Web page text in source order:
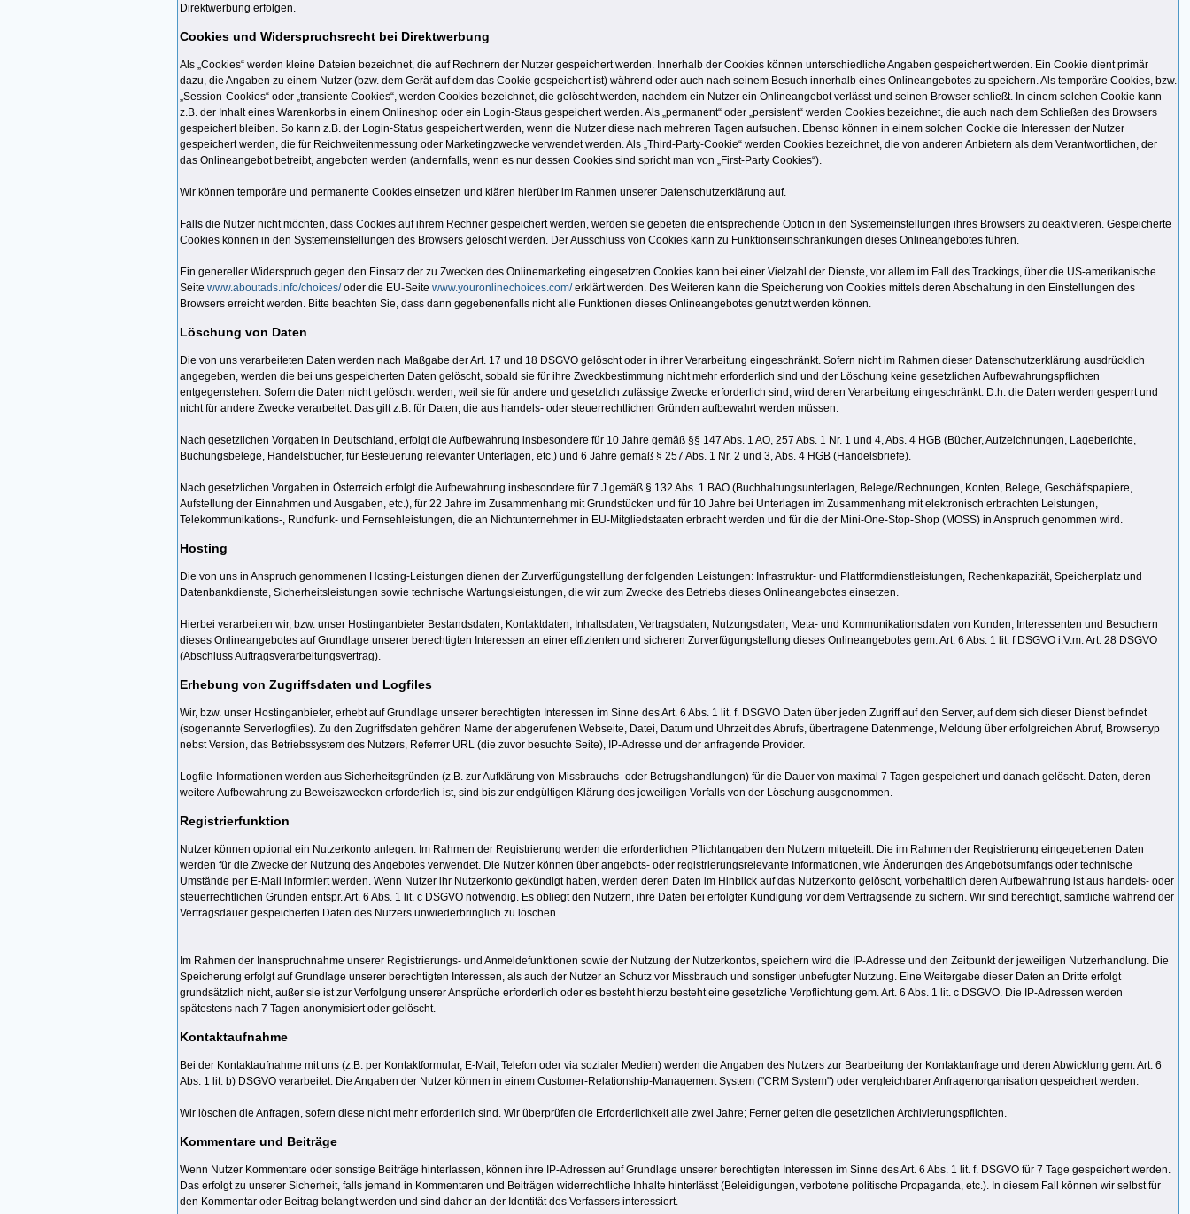
Direktwerbung erfolgen.
Cookies und Widerspruchsrecht bei Direktwerbung
Als „Cookies“ werden kleine Dateien bezeichnet, die auf Rechnern der Nutzer gespeichert werden. Innerhalb der Cookies können unterschiedliche Angaben gespeichert werden. Ein Cookie dient primär
dazu, die Angaben zu einem Nutzer (bzw. dem Gerät auf dem das Cookie gespeichert ist) während oder auch nach seinem Besuch innerhalb eines Onlineangebotes zu speichern. Als temporäre Cookies, bzw.
„Session-Cookies“ oder „transiente Cookies“, werden Cookies bezeichnet, die gelöscht werden, nachdem ein Nutzer ein Onlineangebot verlässt und seinen Browser schließt. In einem solchen Cookie kann
z.B. der Inhalt eines Warenkorbs in einem Onlineshop oder ein Login-Staus gespeichert werden. Als „permanent“ oder „persistent“ werden Cookies bezeichnet, die auch nach dem Schließen des Browsers
gespeichert bleiben. So kann z.B. der Login-Status gespeichert werden, wenn die Nutzer diese nach mehreren Tagen aufsuchen. Ebenso können in einem solchen Cookie die Interessen der Nutzer
gespeichert werden, die für Reichweitenmessung oder Marketingzwecke verwendet werden. Als „Third-Party-Cookie“ werden Cookies bezeichnet, die von anderen Anbietern als dem Verantwortlichen, der
das Onlineangebot betreibt, angeboten werden (andernfalls, wenn es nur dessen Cookies sind spricht man von „First-Party Cookies“).
Wir können temporäre und permanente Cookies einsetzen und klären hierüber im Rahmen unserer Datenschutzerklärung auf.
Falls die Nutzer nicht möchten, dass Cookies auf ihrem Rechner gespeichert werden, werden sie gebeten die entsprechende Option in den Systemeinstellungen ihres Browsers zu deaktivieren. Gespeicherte
Cookies können in den Systemeinstellungen des Browsers gelöscht werden. Der Ausschluss von Cookies kann zu Funktionseinschränkungen dieses Onlineangebotes führen.
Ein genereller Widerspruch gegen den Einsatz der zu Zwecken des Onlinemarketing eingesetzten Cookies kann bei einer Vielzahl der Dienste, vor allem im Fall des Trackings, über die US-amerikanische
Seite www.aboutads.info/choices/oder die EU-Seite www.youronlinechoices.com/erklärt werden. Des Weiteren kann die Speicherung von Cookies mittels deren Abschaltung in den Einstellungen des
Browsers erreicht werden. Bitte beachten Sie, dass dann gegebenenfalls nicht alle Funktionen dieses Onlineangebotes genutzt werden können.
Löschung von Daten
Die von uns verarbeiteten Daten werden nach Maßgabe der Art. 17 und 18 DSGVO gelöscht oder in ihrer Verarbeitung eingeschränkt. Sofern nicht im Rahmen dieser Datenschutzerklärung ausdrücklich
angegeben, werden die bei uns gespeicherten Daten gelöscht, sobald sie für ihre Zweckbestimmung nicht mehr erforderlich sind und der Löschung keine gesetzlichen Aufbewahrungspflichten
entgegenstehen. Sofern die Daten nicht gelöscht werden, weil sie für andere und gesetzlich zulässige Zwecke erforderlich sind, wird deren Verarbeitung eingeschränkt. D.h. die Daten werden gesperrt und
nicht für andere Zwecke verarbeitet. Das gilt z.B. für Daten, die aus handels- oder steuerrechtlichen Gründen aufbewahrt werden müssen.
Nach gesetzlichen Vorgaben in Deutschland, erfolgt die Aufbewahrung insbesondere für 10 Jahre gemäß §§ 147 Abs. 1 AO, 257 Abs. 1 Nr. 1 und 4, Abs. 4 HGB (Bücher, Aufzeichnungen, Lageberichte,
Buchungsbelege, Handelsbücher, für Besteuerung relevanter Unterlagen, etc.) und 6 Jahre gemäß § 257 Abs. 1 Nr. 2 und 3, Abs. 4 HGB (Handelsbriefe).
Nach gesetzlichen Vorgaben in Österreich erfolgt die Aufbewahrung insbesondere für 7 J gemäß § 132 Abs. 1 BAO (Buchhaltungsunterlagen, Belege/Rechnungen, Konten, Belege, Geschäftspapiere,
Aufstellung der Einnahmen und Ausgaben, etc.), für 22 Jahre im Zusammenhang mit Grundstücken und für 10 Jahre bei Unterlagen im Zusammenhang mit elektronisch erbrachten Leistungen,
Telekommunikations-, Rundfunk- und Fernsehleistungen, die an Nichtunternehmer in EU-Mitgliedstaaten erbracht werden und für die der Mini-One-Stop-Shop (MOSS) in Anspruch genommen wird.
Hosting
Die von uns in Anspruch genommenen Hosting-Leistungen dienen der Zurverfügungstellung der folgenden Leistungen: Infrastruktur- und Plattformdienstleistungen, Rechenkapazität, Speicherplatz und
Datenbankdienste, Sicherheitsleistungen sowie technische Wartungsleistungen, die wir zum Zwecke des Betriebs dieses Onlineangebotes einsetzen.
Hierbei verarbeiten wir, bzw. unser Hostinganbieter Bestandsdaten, Kontaktdaten, Inhaltsdaten, Vertragsdaten, Nutzungsdaten, Meta- und Kommunikationsdaten von Kunden, Interessenten und Besuchern
dieses Onlineangebotes auf Grundlage unserer berechtigten Interessen an einer effizienten und sicheren Zurverfügungstellung dieses Onlineangebotes gem. Art. 6 Abs. 1 lit. f DSGVO i.V.m. Art. 28 DSGVO
(Abschluss Auftragsverarbeitungsvertrag).
Erhebung von Zugriffsdaten und Logfiles
Wir, bzw. unser Hostinganbieter, erhebt auf Grundlage unserer berechtigten Interessen im Sinne des Art. 6 Abs. 1 lit. f. DSGVO Daten über jeden Zugriff auf den Server, auf dem sich dieser Dienst befindet
(sogenannte Serverlogfiles). Zu den Zugriffsdaten gehören Name der abgerufenen Webseite, Datei, Datum und Uhrzeit des Abrufs, übertragene Datenmenge, Meldung über erfolgreichen Abruf, Browsertyp
nebst Version, das Betriebssystem des Nutzers, Referrer URL (die zuvor besuchte Seite), IP-Adresse und der anfragende Provider.
Logfile-Informationen werden aus Sicherheitsgründen (z.B. zur Aufklärung von Missbrauchs- oder Betrugshandlungen) für die Dauer von maximal 7 Tagen gespeichert und danach gelöscht. Daten, deren
weitere Aufbewahrung zu Beweiszwecken erforderlich ist, sind bis zur endgültigen Klärung des jeweiligen Vorfalls von der Löschung ausgenommen.
Registrierfunktion
Nutzer können optional ein Nutzerkonto anlegen. Im Rahmen der Registrierung werden die erforderlichen Pflichtangaben den Nutzern mitgeteilt. Die im Rahmen der Registrierung eingegebenen Daten
werden für die Zwecke der Nutzung des Angebotes verwendet. Die Nutzer können über angebots- oder registrierungsrelevante Informationen, wie Änderungen des Angebotsumfangs oder technische
Umstände per E-Mail informiert werden. Wenn Nutzer ihr Nutzerkonto gekündigt haben, werden deren Daten im Hinblick auf das Nutzerkonto gelöscht, vorbehaltlich deren Aufbewahrung ist aus handels- oder
steuerrechtlichen Gründen entspr. Art. 6 Abs. 1 lit. c DSGVO notwendig. Es obliegt den Nutzern, ihre Daten bei erfolgter Kündigung vor dem Vertragsende zu sichern. Wir sind berechtigt, sämtliche während der
Vertragsdauer gespeicherten Daten des Nutzers unwiederbringlich zu löschen.
Im Rahmen der Inanspruchnahme unserer Registrierungs- und Anmeldefunktionen sowie der Nutzung der Nutzerkontos, speichern wird die IP-Adresse und den Zeitpunkt der jeweiligen Nutzerhandlung. Die
Speicherung erfolgt auf Grundlage unserer berechtigten Interessen, als auch der Nutzer an Schutz vor Missbrauch und sonstiger unbefugter Nutzung. Eine Weitergabe dieser Daten an Dritte erfolgt
grundsätzlich nicht, außer sie ist zur Verfolgung unserer Ansprüche erforderlich oder es besteht hierzu besteht eine gesetzliche Verpflichtung gem. Art. 6 Abs. 1 lit. c DSGVO. Die IP-Adressen werden
spätestens nach 7 Tagen anonymisiert oder gelöscht.
Kontaktaufnahme
Bei der Kontaktaufnahme mit uns (z.B. per Kontaktformular, E-Mail, Telefon oder via sozialer Medien) werden die Angaben des Nutzers zur Bearbeitung der Kontaktanfrage und deren Abwicklung gem. Art. 6
Abs. 1 lit. b) DSGVO verarbeitet. Die Angaben der Nutzer können in einem Customer-Relationship-Management System ("CRM System") oder vergleichbarer Anfragenorganisation gespeichert werden.
Wir löschen die Anfragen, sofern diese nicht mehr erforderlich sind. Wir überprüfen die Erforderlichkeit alle zwei Jahre; Ferner gelten die gesetzlichen Archivierungspflichten.
Kommentare und Beiträge
Wenn Nutzer Kommentare oder sonstige Beiträge hinterlassen, können ihre IP-Adressen auf Grundlage unserer berechtigten Interessen im Sinne des Art. 6 Abs. 1 lit. f. DSGVO für 7 Tage gespeichert werden.
Das erfolgt zu unserer Sicherheit, falls jemand in Kommentaren und Beiträgen widerrechtliche Inhalte hinterlässt (Beleidigungen, verbotene politische Propaganda, etc.). In diesem Fall können wir selbst für
den Kommentar oder Beitrag belangt werden und sind daher an der Identität des Verfassers interessiert.